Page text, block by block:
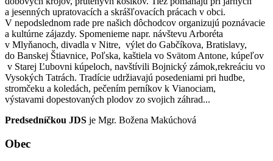
a jesenných upratovacích a skrášľovacích prácach v obci.
V nepodslednom rade pre našich dôchodcov organizujú poznávacie
a kultúrne zájazdy. Spomenieme napr. návštevu Arboréta
v Mlyňanoch, divadla v Nitre, výlet do Gabčíkova, Bratislavy,
do Banskej Štiavnice, Poľska, kaštiela vo Svätom Antone, kúpeľov
v Starej Ľubovni kúpeloch, navštívili Bojnický zámok,rekreáciu vo
Vysokých Tatrách. Tradície udržiavajú posedeniami pri hudbe,
stromčeku a koledách, pečením perníkov k Vianociam,
výstavami dopestovaných plodov zo svojich záhrad...
Predsedníčkou JDS je Mgr. Božena Makúchová
Obec